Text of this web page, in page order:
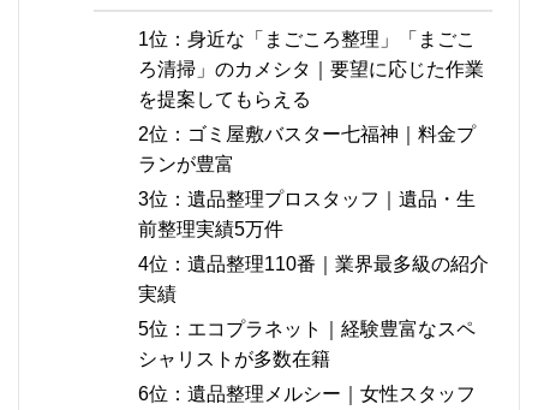
1位：身近な「まごころ整理」「まごこ
ろ清掃」のカメシタ｜要望に応じた作業
を提案してもらえる
2位：ゴミ屋敷バスター七福神｜料金プ
ランが豊富
3位：遺品整理プロスタッフ｜遺品・生
前整理実績5万件
4位：遺品整理110番｜業界最多級の紹介
実績
5位：エコプラネット｜経験豊富なスペ
シャリストが多数在籍
6位：遺品整理メルシー｜女性スタッフ